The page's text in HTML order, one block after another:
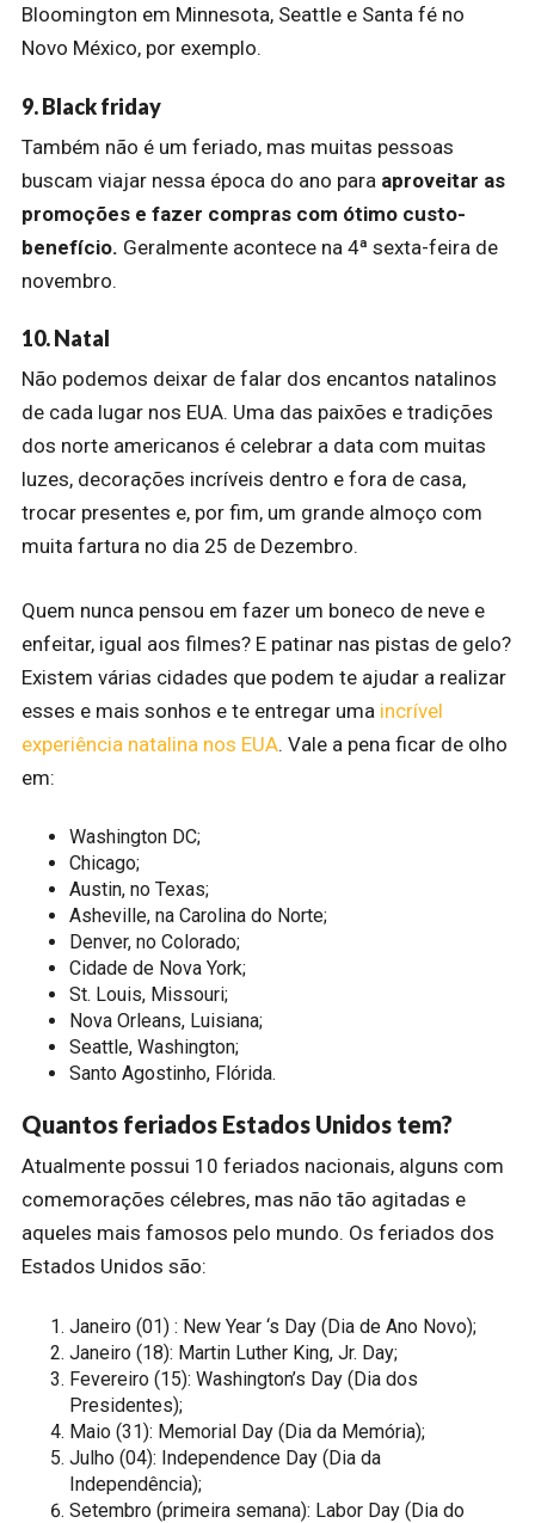
Bloomington em Minnesota, Seattle e Santa fé no
Novo México, por exemplo.
9. Black friday
Também não é um feriado, mas muitas pessoas
buscam viajar nessa época do ano para aproveitar as
promoções e fazer compras com ótimo custo-
benefício. Geralmente acontece na 4ª sexta-feira de
novembro.
10. Natal
Não podemos deixar de falar dos encantos natalinos
de cada lugar nos EUA. Uma das paixões e tradições
dos norte americanos é celebrar a data com muitas
luzes, decorações incríveis dentro e fora de casa,
trocar presentes e, por fim, um grande almoço com
muita fartura no dia 25 de Dezembro.
Quem nunca pensou em fazer um boneco de neve e
enfeitar, igual aos filmes? E patinar nas pistas de gelo?
Existem várias cidades que podem te ajudar a realizar
esses e mais sonhos e te entregar uma incrível
experiência natalina nos EUA. Vale a pena ficar de olho
em:
Washington DC;
Chicago;
Austin, no Texas;
Asheville, na Carolina do Norte;
Denver, no Colorado;
Cidade de Nova York;
St. Louis, Missouri;
Nova Orleans, Luisiana;
Seattle, Washington;
Santo Agostinho, Flórida.
Quantos feriados Estados Unidos tem?
Atualmente possui 10 feriados nacionais, alguns com
comemorações célebres, mas não tão agitadas e
aqueles mais famosos pelo mundo. Os feriados dos
Estados Unidos são:
Janeiro (01) : New Year ‘s Day (Dia de Ano Novo);
Janeiro (18): Martin Luther King, Jr. Day;
Fevereiro (15): Washington’s Day (Dia dos
Presidentes);
Maio (31): Memorial Day (Dia da Memória);
Julho (04): Independence Day (Dia da
Independência);
Setembro (primeira semana): Labor Day (Dia do